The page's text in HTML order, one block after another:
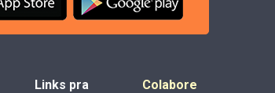
Links pra Colabore